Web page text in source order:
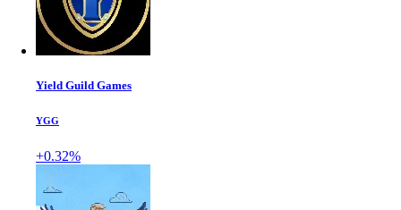
Yield Guild Games
YGG
+0.32%